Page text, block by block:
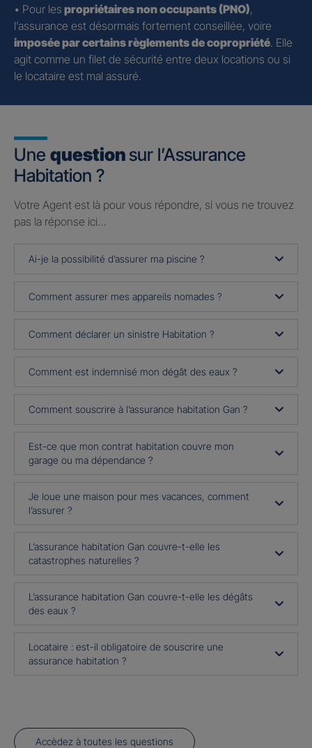
• Pour les propriétaires non occupants (PNO),
l’assurance est désormais fortement conseillée, voire
imposée par certains règlements de copropriété. Elle
agit comme un filet de sécurité entre deux locations ou si
le locataire est mal assuré.
Une question sur l’Assurance
Habitation ?
Votre Agent est là pour vous répondre, si vous ne trouvez
pas la réponse ici…
Ai-je la possibilité d’assurer ma piscine ?
Comment assurer mes appareils nomades ?
Comment déclarer un sinistre Habitation ?
Comment est indemnisé mon dégât des eaux ?
Comment souscrire à l’assurance habitation Gan ?
Est-ce que mon contrat habitation couvre mon
garage ou ma dépendance ?
Je loue une maison pour mes vacances, comment
l’assurer ?
L’assurance habitation Gan couvre-t-elle les
catastrophes naturelles ?
L’assurance habitation Gan couvre-t-elle les dégâts
des eaux ?
Locataire : est-il obligatoire de souscrire une
assurance habitation ?
Accèdez à toutes les questions